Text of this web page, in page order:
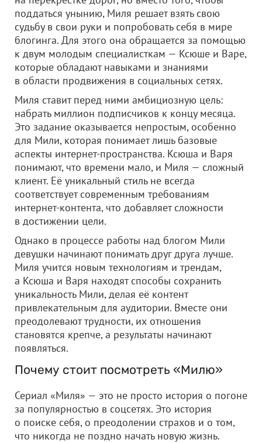
поддаться унынию, Миля решает взять свою
судьбу в свои руки и попробовать себя в мире
блогинга. Для этого она обращается за помощью
к двум молодым специалисткам — Ксюше и Варе,
которые обладают навыками и знаниями
в области продвижения в социальных сетях.
Миля ставит перед ними амбициозную цель:
набрать миллион подписчиков к концу месяца.
Это задание оказывается непростым, особенно
для Мили, которая понимает лишь базовые
аспекты интернет-пространства. Ксюша и Варя
понимают, что времени мало, и Миля — сложный
клиент. Её уникальный стиль не всегда
соответствует современным требованиям
интернет-контента, что добавляет сложности
в достижении цели.
Однако в процессе работы над блогом Мили
девушки начинают понимать друг друга лучше.
Миля учится новым технологиям и трендам,
а Ксюша и Варя находят способы сохранить
уникальность Мили, делая её контент
привлекательным для аудитории. Вместе они
преодолевают трудности, их отношения
становятся крепче, а результаты начинают
появляться.
Почему стоит посмотреть «Милю»
Сериал «Миля» — это не просто история о погоне
за популярностью в соцсетях. Это история
о поиске себя, о преодолении страхов и о том,
что никогда не поздно начать новую жизнь.